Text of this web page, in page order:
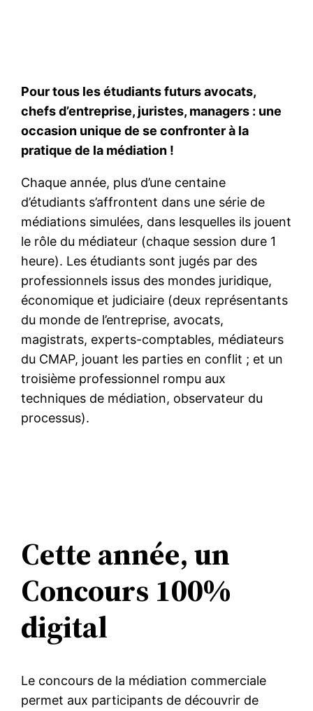
Pour tous les étudiants futurs avocats,
chefs d’entreprise, juristes, managers : une
occasion unique de se confronter à la
pratique de la médiation !
Chaque année, plus d’une centaine
d’étudiants s’affrontent dans une série de
médiations simulées, dans lesquelles ils jouent
le rôle du médiateur (chaque session dure 1
heure). Les étudiants sont jugés par des
professionnels issus des mondes juridique,
économique et judiciaire (deux représentants
du monde de l’entreprise, avocats,
magistrats, experts-comptables, médiateurs
du CMAP, jouant les parties en conflit ; et un
troisième professionnel rompu aux
techniques de médiation, observateur du
processus).
Cette année, un
Concours 100%
digital
Le concours de la médiation commerciale
permet aux participants de découvrir de